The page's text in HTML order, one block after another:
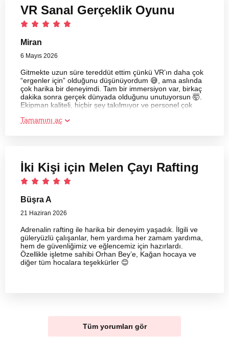
VR Sanal Gerçeklik Oyunu
Miran
6 Mayıs 2026
Gitmekte uzun süre tereddüt ettim çünkü VR’ın daha çok
“ergenler için” olduğunu düşünüyordum 😅, ama aslında
çok harika bir deneyimdi. Tam bir immersiyon var, birkaç
dakika sonra gerçek dünyada olduğunu unutuyorsun 🤯.
Ekipman kaliteli, hiçbir şey takılmıyor ve personel çok
geçti anlamadım, en az bir kez kesinlikle denemeye değer
Tamamını aç
İki Kişi için Melen Çayı Rafting
Büşra A
21 Haziran 2026
Adrenalin rafting ile harika bir deneyim yaşadık. İlgili ve
güleryüzlü çalışanlar, hem yardıma her zamam yardıma,
hem de güvenliğimiz ve eğlencemiz için hazırlardı.
Özellikle işletme sahibi Orhan Bey’e, Kağan hocaya ve
diğer tüm hocalara teşekkürler 😊
Tüm yorumları gör